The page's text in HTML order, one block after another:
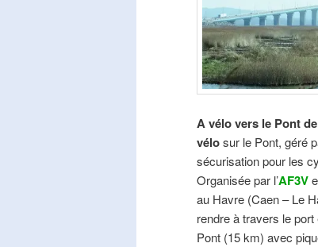
A vélo vers le Pont
vélosur le Pont, géré
sécurisation pour les
Organisée par l’AF3V
au Havre (Caen – Le
rendre à travers le port
Pont (15 km) avec